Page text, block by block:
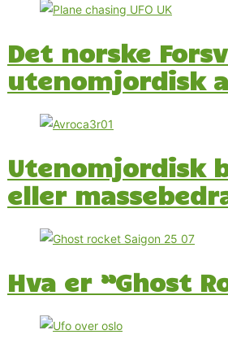
Det norske
utenomjordisk
Utenomjordisk
eller
Hva er ”Ghost